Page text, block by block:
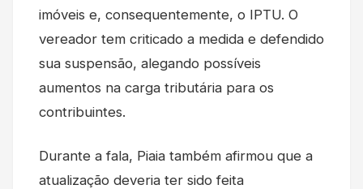
imóveis e, consequentemente, o IPTU. O
vereador tem criticado a medida e defendido
sua suspensão, alegando possíveis
aumentos na carga tributária para os
contribuintes.
Durante a fala, Piaia também afirmou que a
atualização deveria ter sido feita